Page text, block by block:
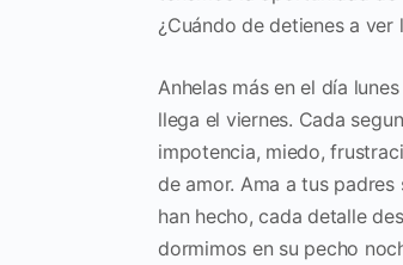
¿Cuándo de detienes a
Anhelas más en el día lunes
llega el viernes. Cada
impotencia, miedo,
de amor. Ama a tus
han hecho, cada detalle
dormimos en su pecho